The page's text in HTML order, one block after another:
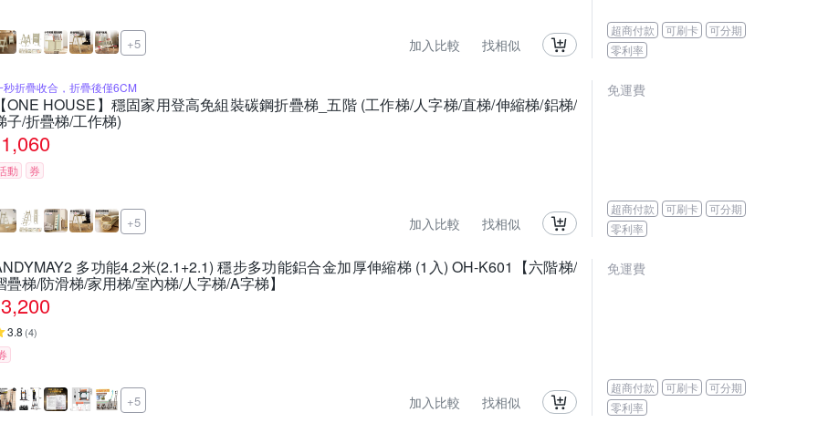
+5 加入比較 找相似
超商付款 可刷卡
可分期
零利率
秒折疊收合，折疊後僅6CM
ONE HOUSE】穩固家用登高免組裝碳鋼折疊梯_五階 (工作梯/人字梯/直梯/伸縮梯/鋁梯/
子/折疊梯/工作梯)
1,060
動 券
+5 加入比較 找相似
免運費
超商付款 可刷卡
可分期
零利率
多功能4.2米(2.1+2.1) 穩步多功能鋁合金加厚伸縮梯 (1入) OH-K601【六階梯/
疊梯/防滑梯/家用梯/室內梯/人字梯/A字梯】
3,200
3.8 (4)
+5 加入比較 找相似
免運費
超商付款 可刷卡
可分期
零利率